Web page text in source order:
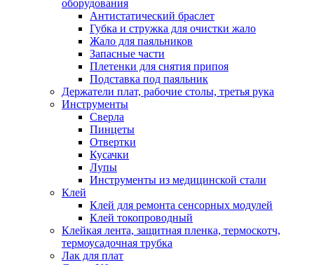
оборудования
Антистатический браслет
Губка и стружка для очистки жало
Жало для паяльников
Запасные части
Плетенки для снятия припоя
Подставка под паяльник
Держатели плат, рабочие столы, третья рука
Инструменты
Сверла
Пинцеты
Отвертки
Кусачки
Лупы
Инструменты из медицинской стали
Клей
Клей для ремонта сенсорных модулей
Клей токопроводный
Клейкая лента, защитная пленка, термоскотч,
термоусадочная трубка
Лак для плат